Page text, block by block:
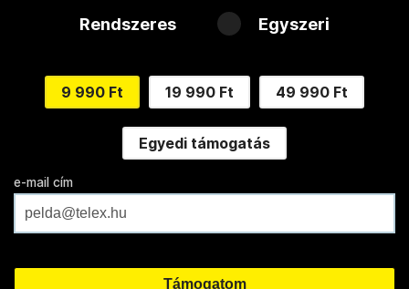
Rendszeres Egyszeri
9 990 Ft 19 990 Ft 49 990 Ft
Egyedi támogatás
e-mail cím